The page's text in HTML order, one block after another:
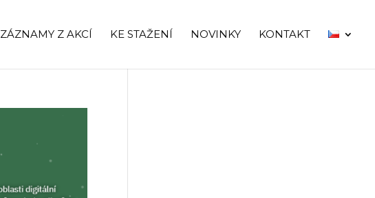
ZÁZNAMY Z AKCÍ KE STAŽENÍ NOVINKY KONTAKT